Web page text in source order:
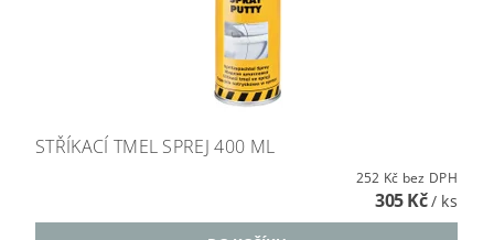
STŘÍKACÍ TMEL SPREJ 400 ML
252 Kč bez DPH
305 Kč/ ks